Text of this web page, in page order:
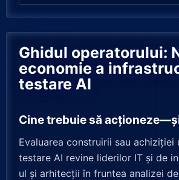
Ghidul operatorului:
economie a
testare AI
Cine trebuie să
Evaluarea construirii sau achiziției
testare AI revine liderilor IT și de
ul și arhitecții în fruntea analizei